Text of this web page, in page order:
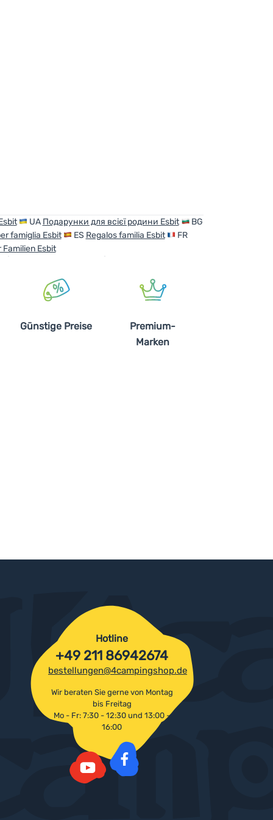
UA Подарунки для всієї родини Esbit
BG
famiglia Esbit ES Regalos familia Esbit
FR
Esbit
Günstige Preise
Premium-
Marken
Hotline
+49 211 86942674
bestellungen@4campingshop.de
Wir beraten Sie gerne von Montag
bis Freitag
Mo - Fr: 7:30 - 12:30 und 13:00 -
16:00